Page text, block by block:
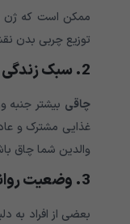
ممکن است که ژن
توزیع چربی بدن
2. سبک زندگی خانوادگی
چاقی بیشتر جنبه
غذایی مشترک و
والدین شما چاق
3. وضعیت روانی
بعضی از افراد به